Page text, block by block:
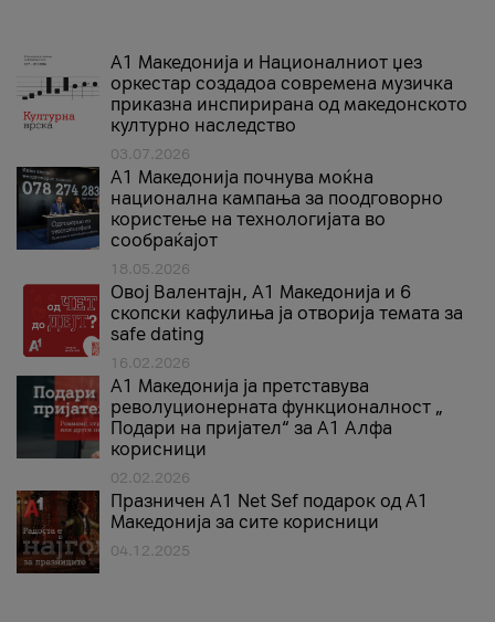
А1 Македонија и Националниот џез
оркестар создадоа современа музичка
приказна инспирирана од македонското
културно наследство
03.07.2026
A1 Македонија почнува моќна
национална кампања за поодговорно
користење на технологијата во
сообраќајот
18.05.2026
Овој Валентајн, A1 Македонија и 6
скопски кафулиња ја отворија темата за
safe dating
16.02.2026
А1 Македонија ја претставува
револуционерната функционалност „
Подари на пријател“ за А1 Алфа
корисници
02.02.2026
Празничен A1 Net Sеf подарок од А1
Македонија за сите корисници
04.12.2025